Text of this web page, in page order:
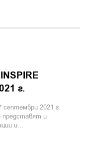
г.
септември 2021 г.
представят и
и...